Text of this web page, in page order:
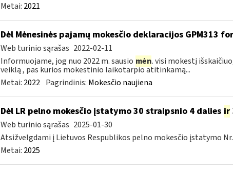
Metai: 2021
Dėl Mėnesinės pajamų mokesčio deklaracijos GPM313
Web turinio sąrašas 2022-02-11
Informuojame, jog nuo 2022 m. sausio mėn. visi mokestį
veiklą , pas kurios mokestinio laikotarpio atitinkamą...
Metai: 2022 Pagrindinis: Mokesčio naujiena
Dėl LR pelno mokesčio įstatymo 30 straipsnio 4 dalies ir
Web turinio sąrašas 2025-01-30
Atsižvelgdami į Lietuvos Respublikos pelno mokesčio įstatymo Nr.
Metai: 2025